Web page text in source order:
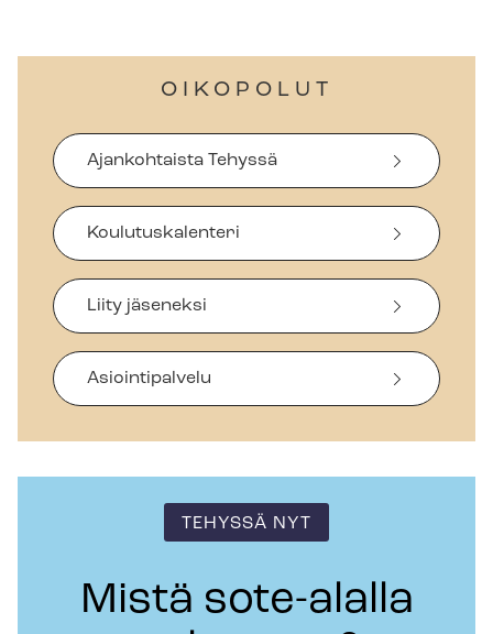
OIKOPOLUT
Ajankohtaista Tehyssä
Koulutuskalenteri
Liity jäseneksi
Asiointipalvelu
TEHYSSÄ NYT
Mistä sote-alalla